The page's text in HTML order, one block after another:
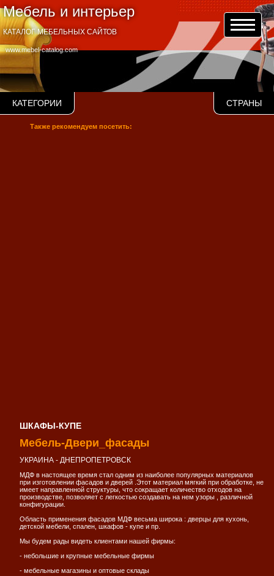
Мебель и интерьер
www.mebel-catalog.com
КАТАЛОГ МЕБЕЛЬНЫХ САЙТОВ
КАТЕГОРИИ СТРАНЫ
Также рекомендуем посетить:
ШКАФЫ-КУПЕ
Мебель-Двери_фасады
УКРАИНА - ДНЕПРОПЕТРОВСК
МДФ в настоящее время стал одним из наиболее популярных материалов
при изготовлении фасадов и дверей .Этот материал мягкий при обработке, не
имеет направленной структуры, что сокращает количество отходов на
производстве, позволяет с легкостью создавать на нем узоры , различной
конфигурации.
Область применения фасадов МДФ весьма широка : дверцы для кухонь,
детской мебели, спален, шкафов - купе и пр.
Мы будем рады видеть клиентами нашей фирмы:
- небольшие и крупные мебельные фирмы
- мебельные магазины и оптовые склады